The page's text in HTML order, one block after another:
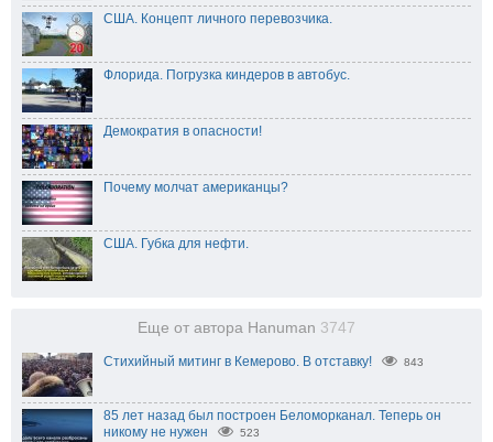
США. Концепт личного перевозчика.
Флорида. Погрузка киндеров в автобус.
Демократия в опасности!
Почему молчат американцы?
США. Губка для нефти.
Еще от автора Hanuman 3747
Стихийный митинг в Кемерово. В отставку! 843
85 лет назад был построен Беломорканал. Теперь он
никому не нужен
523